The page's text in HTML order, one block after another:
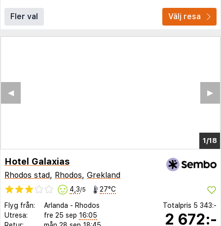
Fler val Välj resa
1/11
▶︎
◀︎
Hotel Galaxias
Rhodos stad, Rhodos, Grekland
4,3/5 27°C
Flyg från: Arlanda - Rhodos
Utresa:
fre 25 sep 16:05
Totalpris 5 343:-
2 672:-